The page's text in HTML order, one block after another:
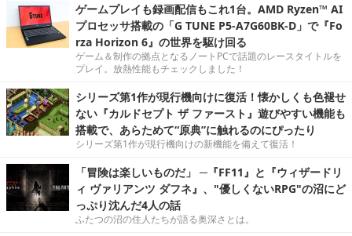
ゲームプレイも録画配信もこれ1台。AMD Ryzen™ AI
プロセッサ搭載の「G TUNE P5-A7G60BK-D」で『Fo
rza Horizon 6』の世界を駆け回る
ゲーム＆制作の拠点となるノートPCで話題のレースタイトルを
プレイ。放熱性能もチェックしました！
シリーズ第1作が現行機向けに復活！懐かしくも色褪せ
ない『カルドセプト ザ ファースト』遊びやすい機能も
搭載で、あらためて“原典”に触れるのにぴったり
シリーズ第1作が現行機向けの新機能を備えて復活！
「冒険は楽しいものだ」 ─『FF11』と『ウィザードリ
ィ ヴァリアンツ ダフネ』、"優しくないRPG"の沼にど
っぷり沈んだ4人の話
ふたつの沼の住人たちが語る奥深さとは。